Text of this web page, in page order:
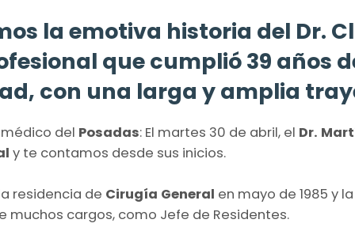
la emotiva historia del Dr.
que cumplió 39 años
con una larga y amplia
del Posadas: El martes 30 de abril, el Dr.
y te contamos desde sus inicios.
residencia de Cirugía General en mayo de 1985 y
muchos cargos, como Jefe de Residentes.